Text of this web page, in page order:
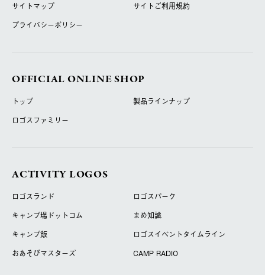
サイトマップ
サイトご利用規約
プライバシーポリシー
OFFICIAL ONLINE SHOP
トップ
製品ラインナップ
ロゴスファミリー
ACTIVITY LOGOS
ロゴスランド
ロゴスパーク
キャンプ場ドットコム
まめ知識
キャンプ飯
ロゴスイベントタイムライン
おあそびマスターズ
CAMP RADIO